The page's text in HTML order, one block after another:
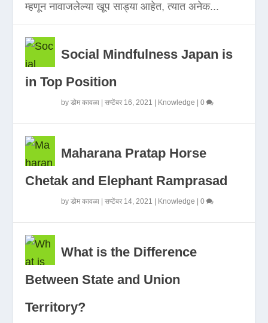
म्हणून नावाजलेल्या खूप साड्या आहेत, त्यात अनेक...
Social Mindfulness Japan is
in Top Position
byडोम कावळा |सप्टेंबर 16, 2021 Knowledge |0
Maharana Pratap Horse
Chetak and Elephant Ramprasad
byडोम कावळा |सप्टेंबर 14, 2021 Knowledge |0
What is the Difference
Between State and Union
Territory?